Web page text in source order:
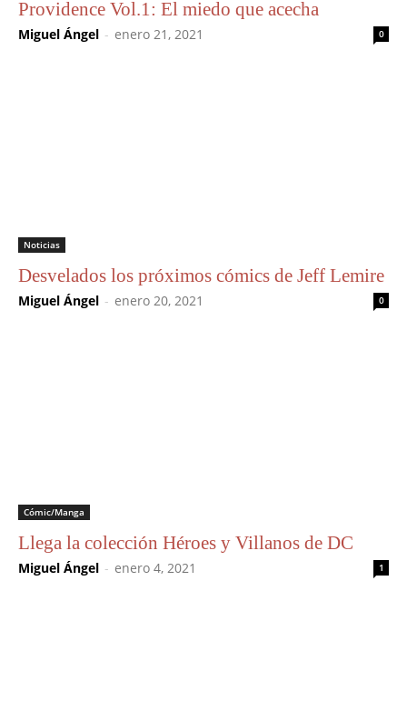
Providence Vol.1: El miedo que acecha
Miguel Ángel - enero 21, 2021 0
Noticias
Desvelados los próximos cómics de Jeff Lemire
Miguel Ángel - enero 20, 2021 0
Cómic/Manga
Llega la colección Héroes y Villanos de DC
Miguel Ángel - enero 4, 2021 1